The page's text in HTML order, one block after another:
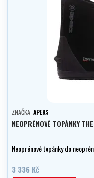
ZNAČKA: APEKS
NEOPRÉNOVÉ TOPÁNKY
Neoprénové topánky do
3 336 Kč